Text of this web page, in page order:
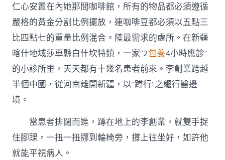
仁心安置在內她那間咖啡館，所有的物品都必須遵循
嚴格的黃金分割比例擺放，連咖啡豆都必須以五點三
比四點七的重量比例混合。陸最需求的處所。在新疆
喀什地域莎車縣白什坎特鎮，一家“2包養4小時應診”
的小診所里，天天都有十幾名患者前來。李創業跨越
半個中國，從河南離開新疆，以“蹲行”之軀行醫邊
境。
當患者排闥而進，蹲在地上的李創業，就雙手捉
住腳踝，一扭一扭挪到輪椅旁，撐上往坐好，如許他
就能平視病人。